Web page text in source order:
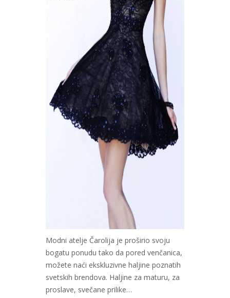
Modni atelje Čarolija je proširio svoju
bogatu ponudu tako da pored venčanica,
možete naći ekskluzivne haljine poznatih
svetskih brendova. Haljine za maturu, za
proslave, svečane prilike…